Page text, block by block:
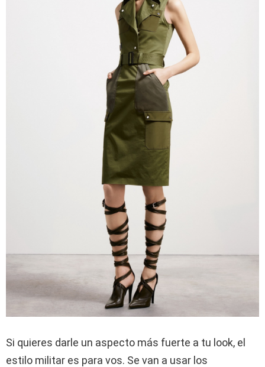
Si quieres darle un aspecto más fuerte a tu look, el
estilo militar es para vos. Se van a usar los